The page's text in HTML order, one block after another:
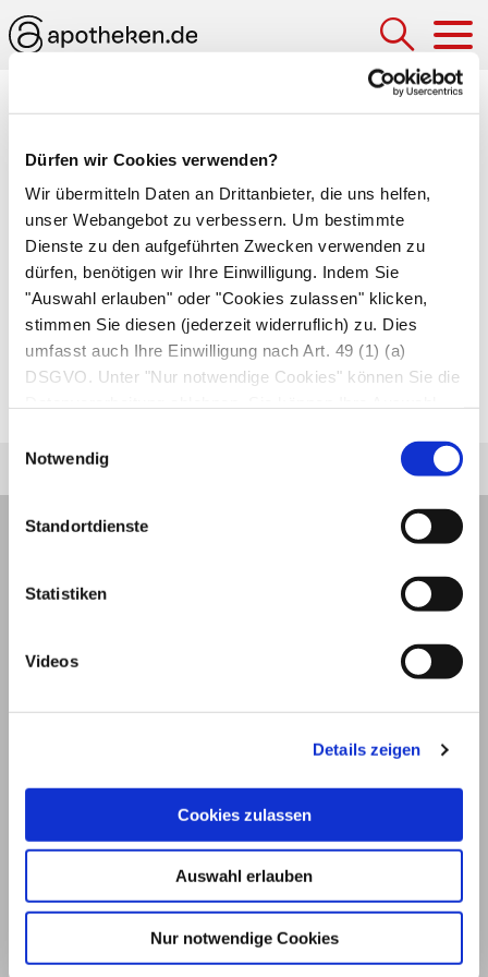
Dürfen wir Cookies verwenden?
Wir übermitteln Daten an Drittanbieter, die uns helfen,
unser Webangebot zu verbessern. Um bestimmte
Dienste zu den aufgeführten Zwecken verwenden zu
dürfen, benötigen wir Ihre Einwilligung. Indem Sie
"Auswahl erlauben" oder "Cookies zulassen" klicken,
stimmen Sie diesen (jederzeit widerruflich) zu. Dies
umfasst auch Ihre Einwilligung nach Art. 49 (1) (a)
DSGVO. Unter "Nur notwendige Cookies" können Sie die
Notwendig
Standortdienste
Statistiken
Videos
Details zeigen
Cookies zulassen
Auswahl erlauben
Nur notwendige Cookies
Medizinlexikon
sublingual
Unter der Zunge liegend, unter die Zunge
verabreicht. Einige Arzneistoffe wie zum Beispiel
Glyceroltrinitrat(Nitrolingual Spray®) werden
sublingual eingenommen, damit der Körper sie
schneller aufnimmt und sie nicht in der Leber
zerstört werden, bevor sie ihre Wirkung
© 2026
Datenschutz Privatsphäre
Qualitätsrichtlinien Barrierefreiheit